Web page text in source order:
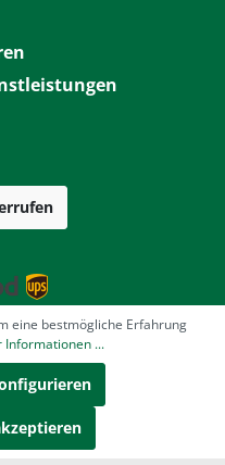
eine bestmögliche Erfahrung
Informationen ...